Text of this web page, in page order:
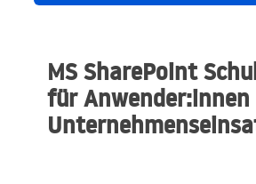
MS SharePoint
für Anwender:innen